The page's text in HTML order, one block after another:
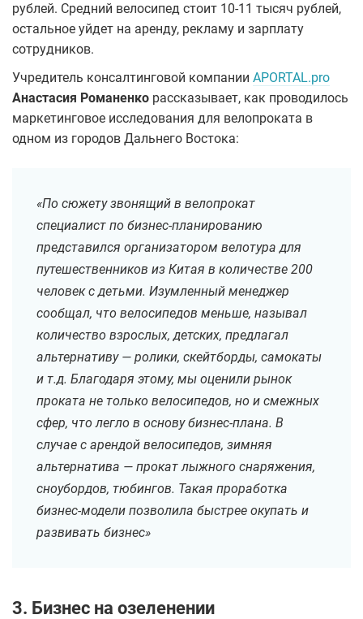
рублей. Средний велосипед стоит 10-11 тысяч рублей,
остальное уйдет на аренду, рекламу и зарплату
сотрудников.
Учредитель консалтинговой компании APORTAL.pro
Анастасия Романенко рассказывает, как проводилось
маркетинговое исследования для велопроката в
одном из городов Дальнего Востока:
«По сюжету звонящий в велопрокат
специалист по бизнес-планированию
представился организатором велотура для
путешественников из Китая в количестве 200
человек с детьми. Изумленный менеджер
сообщал, что велосипедов меньше, называл
количество взрослых, детских, предлагал
альтернативу — ролики, скейтборды, самокаты
и т.д. Благодаря этому, мы оценили рынок
проката не только велосипедов, но и смежных
сфер, что легло в основу бизнес-плана. В
случае с арендой велосипедов, зимняя
альтернатива — прокат лыжного снаряжения,
сноубордов, тюбингов. Такая проработка
бизнес-модели позволила быстрее окупать и
развивать бизнес»
3. Бизнес на озеленении